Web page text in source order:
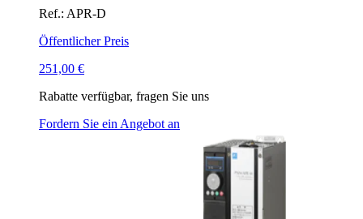
Ref.: APR-D
Öffentlicher Preis
251,00 €
Rabatte verfügbar, fragen Sie uns
Fordern Sie ein Angebot an